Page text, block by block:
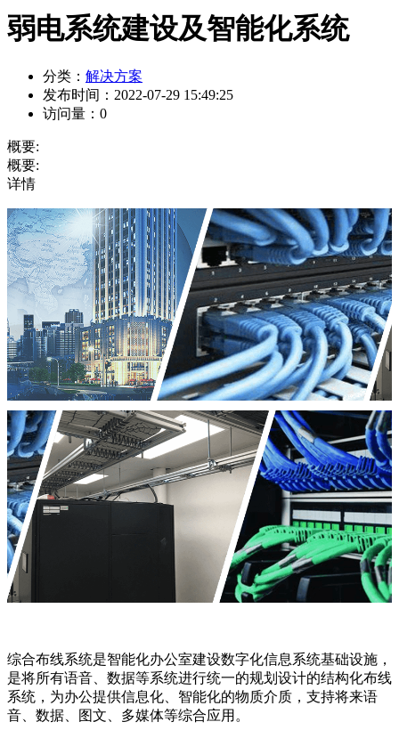
弱电系统建设及智能化系统
分类： 解决方案
发布时间： 2022-07-29 15:49:25
访问量： 0
概要:
概要:
详情
综合布线系统是智能化办公室建设数字化信息系统基础设施，
是将所有语音、数据等系统进行统一的规划设计的结构化布线
系统，为办公提供信息化、智能化的物质介质，支持将来语
音、数据、图文、多媒体等综合应用。